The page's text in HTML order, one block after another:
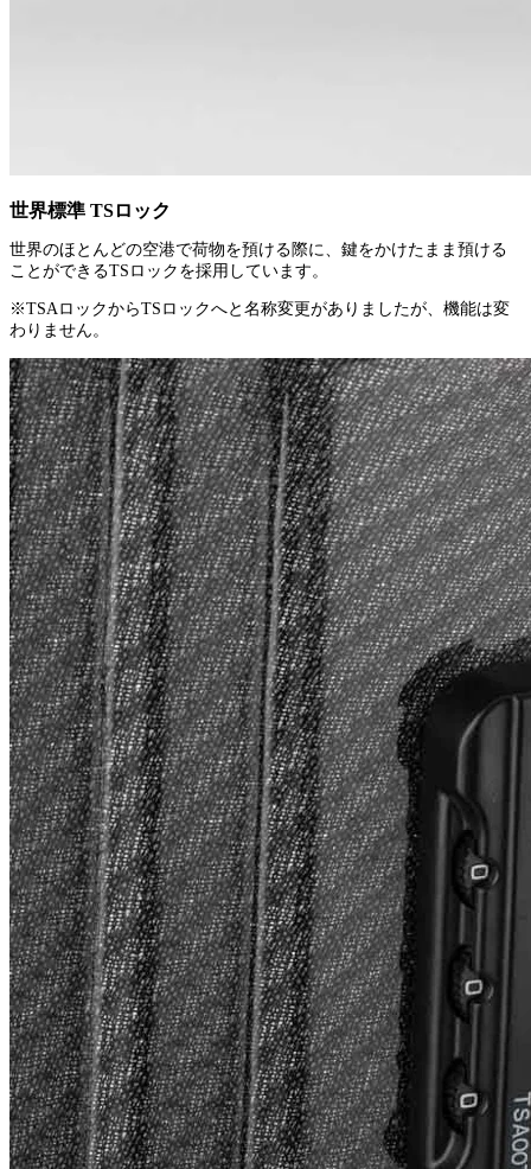
世界標準 TSロック
世界のほとんどの空港で荷物を預ける際に、鍵をかけたまま預ける
ことができるTSロックを採用しています。
※TSAロックからTSロックへと名称変更がありましたが、機能は変
わりません。